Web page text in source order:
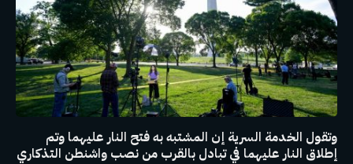
وتقول الخدمة السرية إن المشتبه به فتح النار عليهما وتم
إطلاق النار عليهما في تبادل بالقرب من نصب واشنطن التذكاري